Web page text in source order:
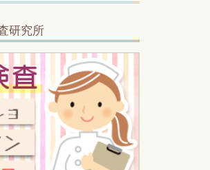
研究所